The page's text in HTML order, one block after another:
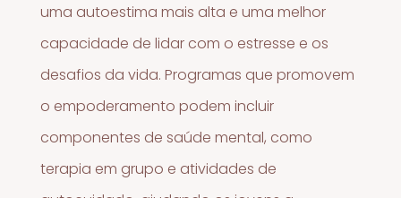
uma autoestima mais alta e uma melhor
capacidade de lidar com o estresse e os
desafios da vida. Programas que promovem
o empoderamento podem incluir
componentes de saúde mental, como
terapia em grupo e atividades de